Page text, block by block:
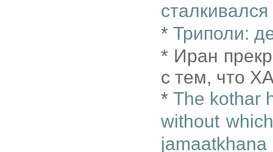
* Триполи:
* Иран
с тем, что
*The kothar
without